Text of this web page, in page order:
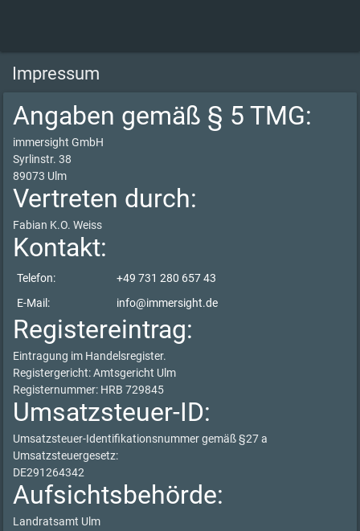
Impressum
Angaben gemäß § 5 TMG:
immersight GmbH
Syrlinstr. 38
89073 Ulm
Vertreten durch:
Fabian K.O. Weiss
Kontakt:
Telefon:
+49 731 280 657 43
E-Mail:
info@immersight.de
Registereintrag:
Eintragung im Handelsregister.
Registergericht: Amtsgericht Ulm
Registernummer: HRB 729845
Umsatzsteuer-ID:
Umsatzsteuer-Identifikationsnummer gemäß §27 a
Umsatzsteuergesetz:
DE291264342
Aufsichtsbehörde:
Landratsamt Ulm